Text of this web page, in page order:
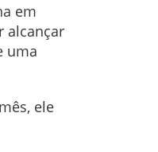
em
alcançar
uma
ele